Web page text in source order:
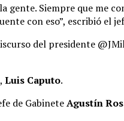
gente. Siempre que me
con eso”, escribió el
del presidente
Luis Caputo.
de GabineteAgustín